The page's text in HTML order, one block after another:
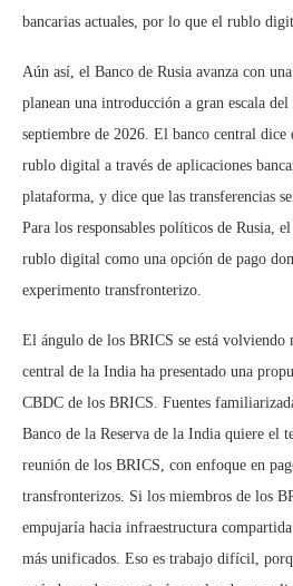
bancarias actuales, por lo que el rublo
Aún así, el Banco de Rusia avanza con
planean una introducción a gran escala
septiembre de 2026. El banco central dice
rublo digital a través de aplicaciones
plataforma, y dice que las transferencias
Para los responsables políticos de Rusia,
rublo digital como una opción de pago
experimento transfronterizo.
El ángulo de los BRICS se está volviendo
central de la India ha presentado una
CBDC de los BRICS. Fuentes
Banco de la Reserva de la India quiere el
reunión de los BRICS, con enfoque en
transfronterizos. Si los miembros de los
empujaría hacia infraestructura
más unificados. Eso es trabajo difícil,